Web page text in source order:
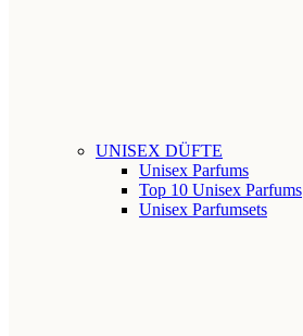
UNISEX DÜFTE
Unisex Parfums
Top 10 Unisex Parfums
Unisex Parfumsets